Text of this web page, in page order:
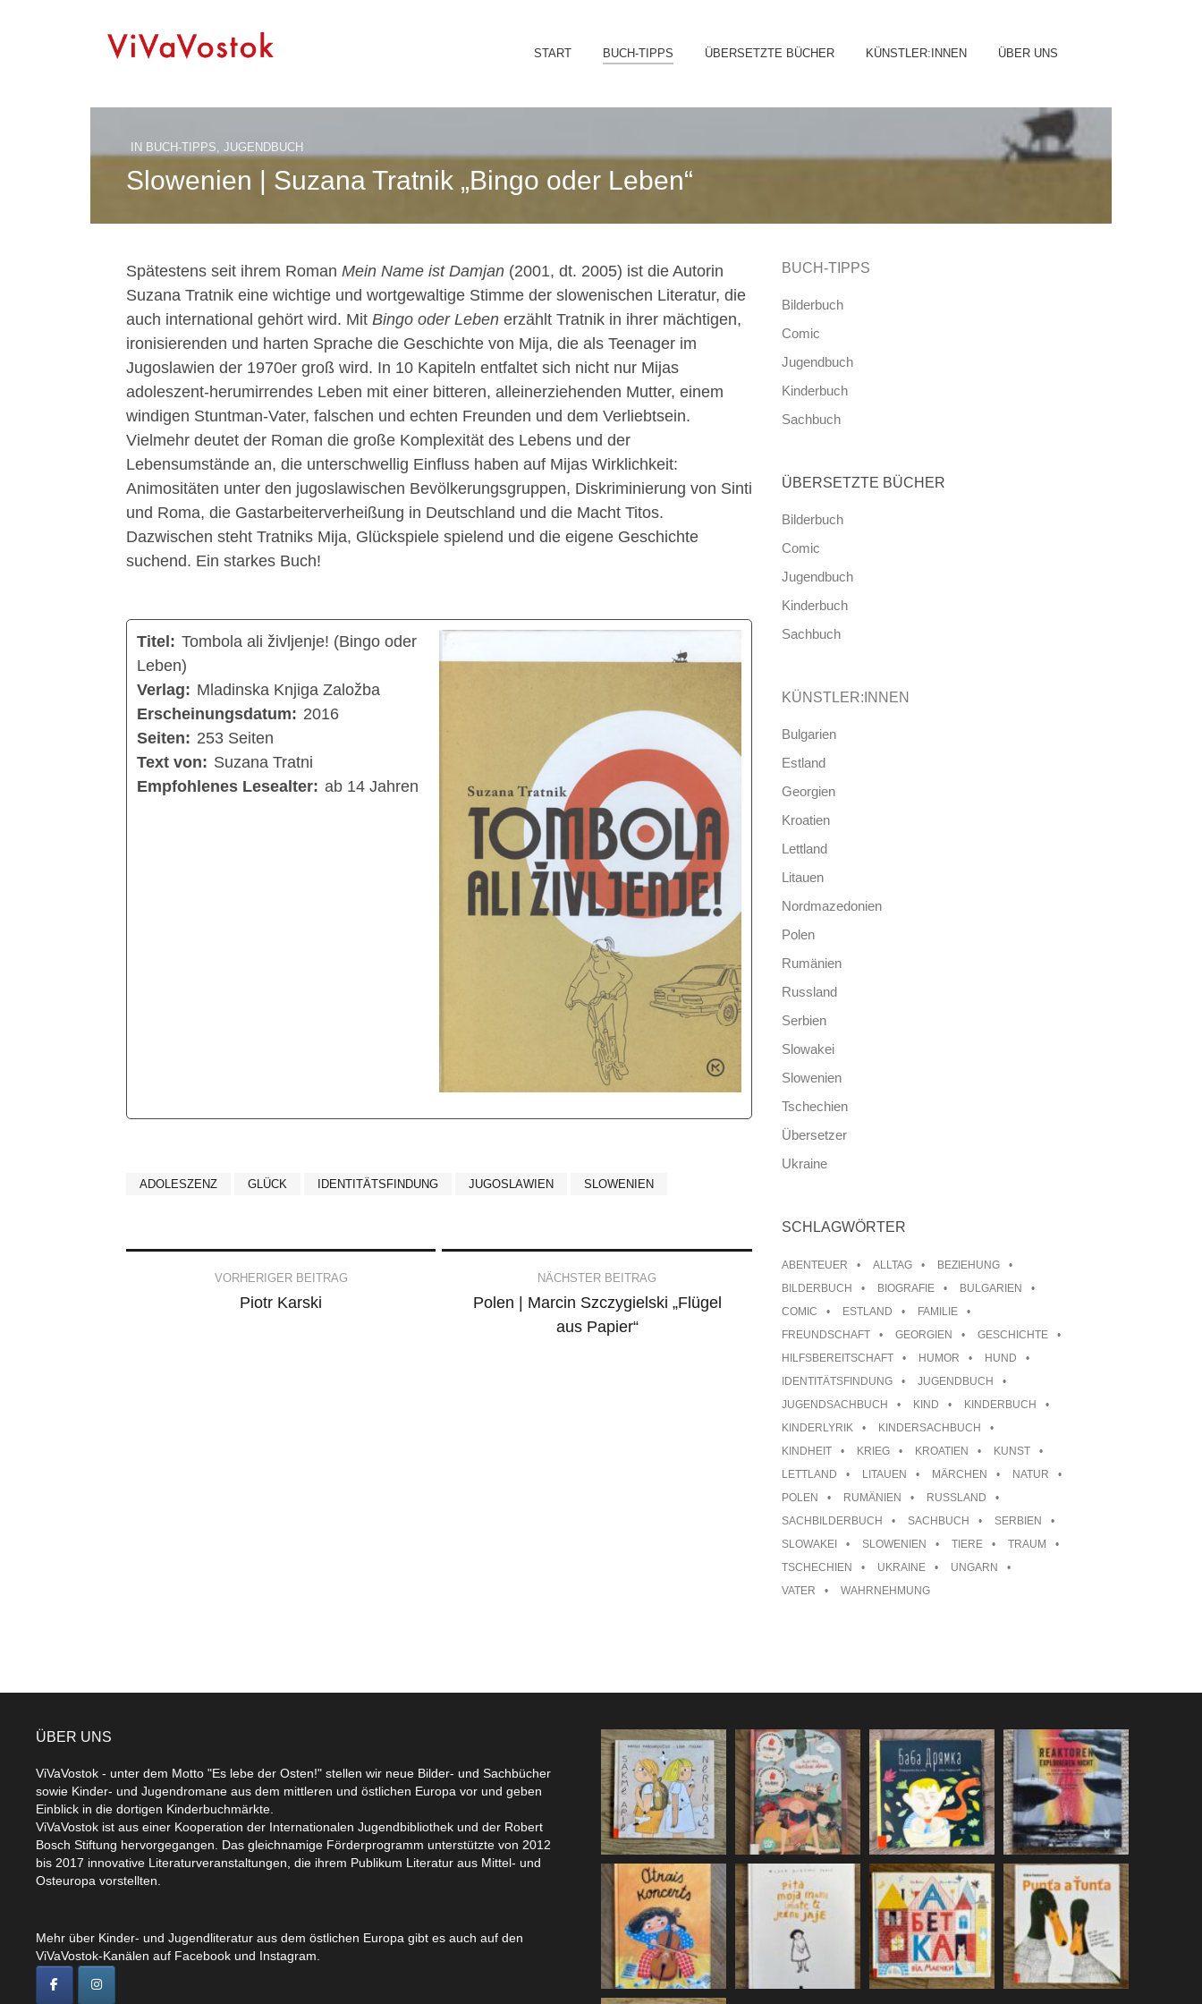
Skip
START BUCH-TIPPS ÜBERSETZTE BÜCHER KÜNSTLER:INNEN ÜBER UNS
IN BUCH-TIPPS, JUGENDBUCH
Slowenien | Suzana Tratnik „Bingo oder Leben“
Spätestens seit ihrem Roman Mein Name ist Damjan (2001, dt. 2005) ist die Autorin
Suzana Tratnik eine wichtige und wortgewaltige Stimme der slowenischen Literatur, die
auch international gehört wird. Mit Bingo oder Leben erzählt Tratnik in ihrer mächtigen,
ironisierenden und harten Sprache die Geschichte von Mija, die als Teenager im
Jugoslawien der 1970er groß wird. In 10 Kapiteln entfaltet sich nicht nur Mijas
adoleszent-herumirrendes Leben mit einer bitteren, alleinerziehenden Mutter, einem
windigen Stuntman-Vater, falschen und echten Freunden und dem Verliebtsein.
Vielmehr deutet der Roman die große Komplexität des Lebens und der
Lebensumstände an, die unterschwellig Einfluss haben auf Mijas Wirklichkeit:
Animositäten unter den jugoslawischen Bevölkerungsgruppen, Diskriminierung von Sinti
und Roma, die Gastarbeiterverheißung in Deutschland und die Macht Titos.
Dazwischen steht Tratniks Mija, Glückspiele spielend und die eigene Geschichte
suchend. Ein starkes Buch!
Titel: Tombola ali življenje! (Bingo oder
Leben)
Verlag: Mladinska Knjiga Založba
Erscheinungsdatum: 2016
Seiten: 253 Seiten
Text von: Suzana Tratni
Empfohlenes Lesealter: ab 14 Jahren
ADOLESZENZ GLÜCK IDENTITÄTSFINDUNG JUGOSLAWIEN SLOWENIEN
navigation
VORHERIGER BEITRAG
Piotr Karski
NÄCHSTER BEITRAG
Polen | Marcin Szczygielski „Flügel
aus Papier“
BUCH-TIPPS
Bilderbuch
Comic
Jugendbuch
Kinderbuch
Sachbuch
ÜBERSETZTE BÜCHER
Bilderbuch
Comic
Jugendbuch
Kinderbuch
Sachbuch
KÜNSTLER:INNEN
Bulgarien
Estland
Georgien
Kroatien
Lettland
Litauen
Nordmazedonien
Polen
Rumänien
Russland
Serbien
Slowakei
Slowenien
Tschechien
Übersetzer
Ukraine
SCHLAGWÖRTER
ABENTEUER ALLTAG
BEZIEHUNG
BILDERBUCH
BIOGRAFIE
BULGARIEN
COMIC
ESTLAND
FAMILIE
FREUNDSCHAFT
GEORGIEN
GESCHICHTE
HILFSBEREITSCHAFT
HUMOR
HUND
IDENTITÄTSFINDUNG
JUGENDBUCH
JUGENDSACHBUCH
KIND
KINDERBUCH
KINDERLYRIK
KINDERSACHBUCH
KINDHEIT
KRIEG KROATIEN
KUNST
LETTLAND
LITAUEN MÄRCHEN
NATUR
POLEN
RUMÄNIEN
RUSSLAND
SACHBILDERBUCH
SACHBUCH
SERBIEN
SLOWAKEI
SLOWENIEN TIERE
TRAUM
TSCHECHIEN
UKRAINE
UNGARN
VATER
WAHRNEHMUNG
ÜBER UNS
ViVaVostok - unter dem Motto "Es lebe der Osten!" stellen wir neue Bilder- und Sachbücher
sowie Kinder- und Jugendromane aus dem mittleren und östlichen Europa vor und geben
Einblick in die dortigen Kinderbuchmärkte.
ViVaVostok ist aus einer Kooperation der Internationalen Jugendbibliothek und der Robert
Bosch Stiftung hervorgegangen. Das gleichnamige Förderprogramm unterstützte von 2012
bis 2017 innovative Literaturveranstaltungen, die ihrem Publikum Literatur aus Mittel- und
Osteuropa vorstellten.
Mehr über Kinder- und Jugendliteratur aus dem östlichen Europa gibt es auch auf den
ViVaVostok-Kanälen auf Facebook und Instagram.